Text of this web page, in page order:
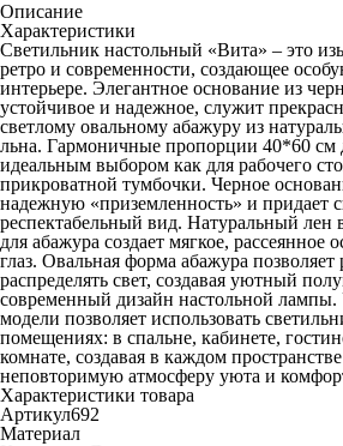
Описание
Характеристики
Светильник настольный «Вита» – это
ретро и современности, создающее
интерьере. Элегантное основание из
устойчивое и надежное, служит
светлому овальному абажуру из
льна. Гармоничные пропорции 40*60 см
идеальным выбором как для рабочего
прикроватной тумбочки. Черное
надежную «приземленность» и придает
респектабельный вид. Натуральный лен
для абажура создает мягкое, рассеянное
глаз. Овальная форма абажура
распределять свет, создавая уютный
современный дизайн настольной лампы.
модели позволяет использовать
помещениях: в спальне, кабинете,
комнате, создавая в каждом
неповторимую атмосферу уюта и
Характеристики товара
Артикул692
Материал